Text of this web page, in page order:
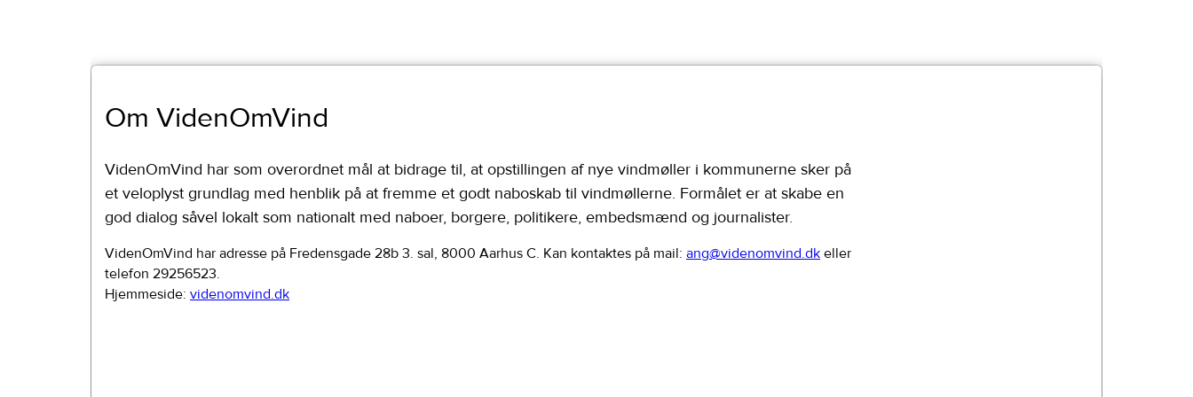
Om VidenOmVind
VidenOmVind har som overordnet mål at bidrage til, at opstillingen af nye vindmøller i kommunerne sker på
et veloplyst grundlag med henblik på at fremme et godt naboskab til vindmøllerne. Formålet er at skabe en
god dialog såvel lokalt som nationalt med naboer, borgere, politikere, embedsmænd og journalister.
VidenOmVind har adresse på Fredensgade 28b 3. sal, 8000 Aarhus C. Kan kontaktes på mail: ang@videnomvind.dk eller
telefon 29256523.
Hjemmeside: videnomvind.dk